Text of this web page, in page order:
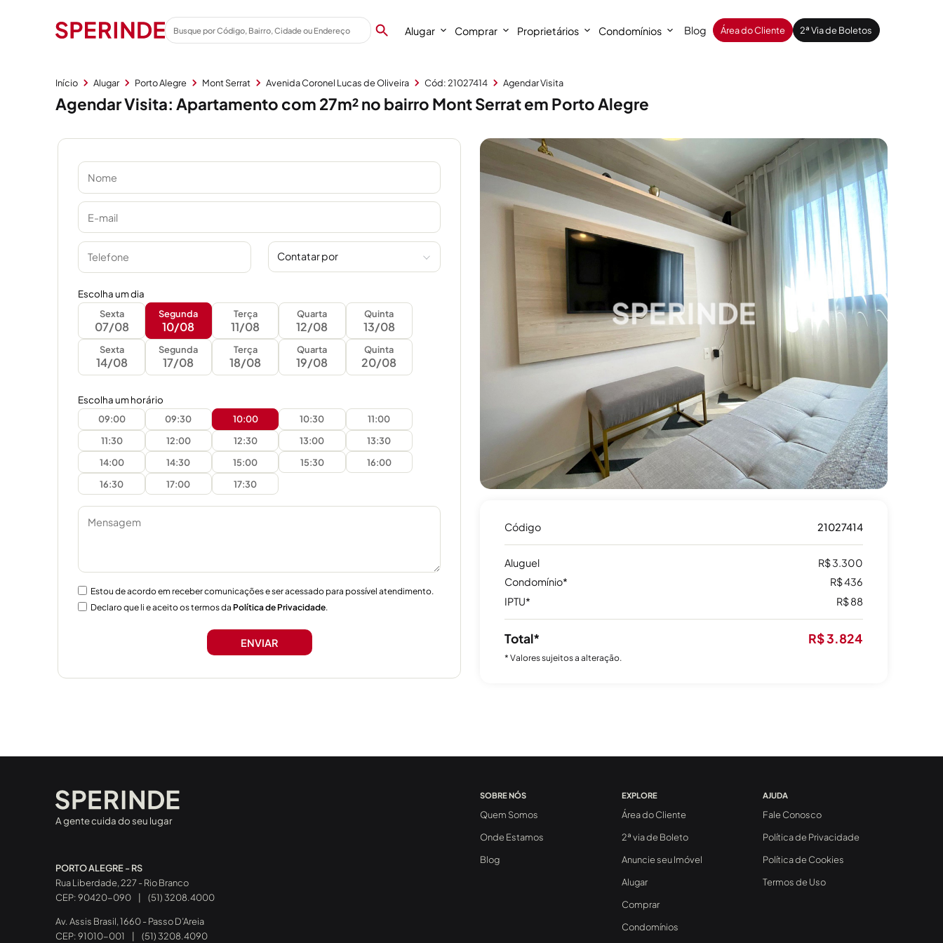
Alugar Comprar Proprietários Condomínios Blog Área do Cliente 2ª Via de Boletos
Início Alugar Porto Alegre Mont Serrat Avenida Coronel Lucas de Oliveira Cód: 21027414 Agendar Visita
Agendar Visita: Apartamento com 27m² no bairro Mont Serrat em Porto Alegre
Contatar por
Escolha um dia
Sexta
07/08
Segunda
10/08
Terça
11/08
Quarta
12/08
Quinta
13/08
Sexta
14/08
Segunda
17/08
Terça
18/08
Quarta
19/08
Quinta
20/08
Escolha um horário
09:00 09:30 10:00 10:30
11:00
11:30
12:00 12:30 13:00
13:30
14:00
14:30 15:00 15:30
16:00
16:30
17:00 17:30
Estou de acordo em receber comunicações e ser acessado para possível atendimento.
Declaro que li e aceito os termos da Política de Privacidade.
Código 21027414
Aluguel
R$ 3.300
Condomínio*
R$ 436
IPTU*
R$ 88
Total* R$ 3.824
* Valores sujeitos a alteração.
A gente cuida do seu lugar
PORTO ALEGRE - RS
Rua Liberdade, 227 - Rio Branco
CEP: 90420-090
(51) 3208.4000
Av. Assis Brasil, 1660 - Passo D’Areia
CEP: 91010-001
(51) 3208.4090
SOBRE NÓS
Quem Somos
Onde Estamos
Blog
EXPLORE
Área do Cliente
2ª via de Boleto
Anuncie seu Imóvel
Alugar
Comprar
Condomínios
AJUDA
Fale Conosco
Política de Privacidade
Política de Cookies
Termos de Uso